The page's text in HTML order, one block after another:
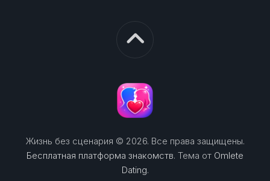
Жизнь без сценария © 2026. Все права защищены.
Бесплатная платформа знакомств. Тема от Omlete
Dating.